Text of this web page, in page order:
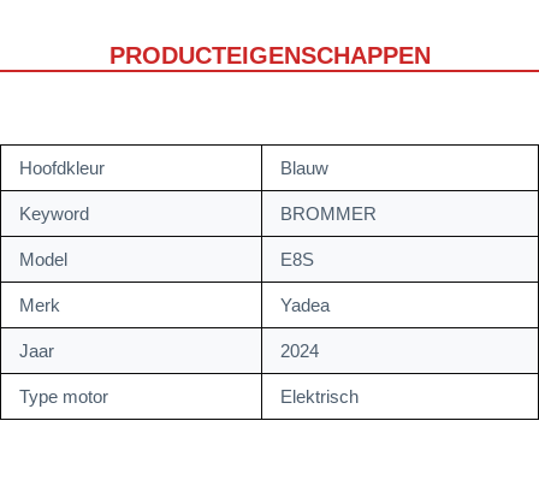
PRODUCTEIGENSCHAPPEN
Hoofdkleur Blauw
Keyword BROMMER
Model E8S
Merk Yadea
Jaar 2024
Type motor Elektrisch